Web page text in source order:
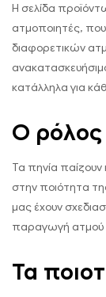
Η σελίδα
ατμοποιητές,
διαφορετικών
κατάλληλα για
Ο
Τα πηνία
στην ποιότητα
μας έχουν
παραγωγή ατμού
Τα